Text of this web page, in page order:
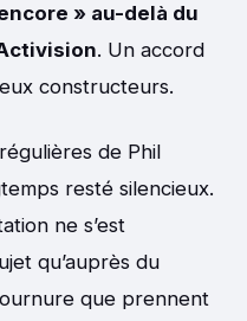
» au-delà du
. Un accord
constructeurs.
de Phil
resté silencieux.
ne s’est
qu’auprès du
que prennent